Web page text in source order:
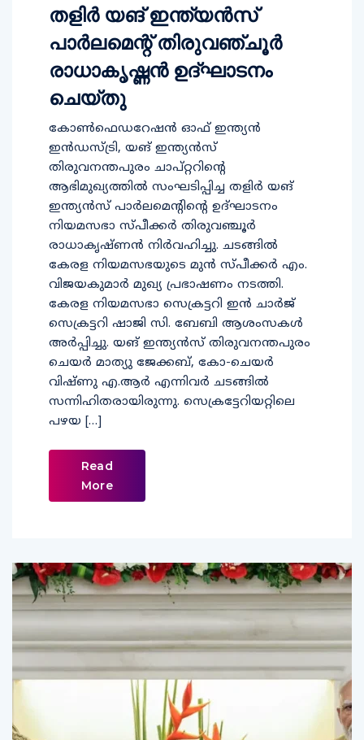
തളിര്‍ യങ് ഇന്ത്യന്‍സ്
പാര്‍ലമെന്റ് തിരുവഞ്ചൂര്‍
രാധാകൃഷ്ണന്‍ ഉദ്ഘാടനം
ചെയ്തു
കോണ്‍ഫെഡറേഷന്‍ ഓഫ് ഇന്ത്യന്‍
ഇന്‍ഡസ്ട്രി, യങ് ഇന്ത്യന്‍സ്
തിരുവനന്തപുരം ചാപ്റ്ററിന്റെ
ആഭിമുഖ്യത്തില്‍ സംഘടിപ്പിച്ച തളിര്‍ യങ്
ഇന്ത്യന്‍സ് പാര്‍ലമെന്റിന്റെ ഉദ്ഘാടനം
നിയമസഭാ സ്പീക്കര്‍ തിരുവഞ്ചൂര്‍
രാധാകൃഷ്ണന്‍ നിര്‍വഹിച്ചു. ചടങ്ങില്‍
കേരള നിയമസഭയുടെ മുന്‍ സ്പീക്കര്‍ എം.
വിജയകുമാര്‍ മുഖ്യ പ്രഭാഷണം നടത്തി.
കേരള നിയമസഭാ സെക്രട്ടറി ഇന്‍ ചാര്‍ജ്
സെക്രട്ടറി ഷാജി സി. ബേബി ആശംസകള്‍
അര്‍പ്പിച്ചു. യങ് ഇന്ത്യന്‍സ് തിരുവനന്തപുരം
ചെയര്‍ മാത്യു ജേക്കബ്, കോ-ചെയര്‍
വിഷ്ണു എ.ആര്‍ എന്നിവര്‍ ചടങ്ങില്‍
സന്നിഹിതരായിരുന്നു. സെക്രട്ടേറിയറ്റിലെ
പഴയ […]
Read
More